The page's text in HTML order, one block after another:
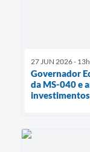
27 JUN 2026 -
Governador
da MS-040 e